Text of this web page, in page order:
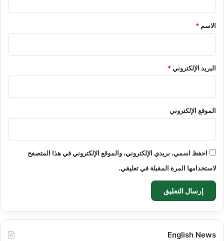
*
الاسم *
البريد الإلكتروني*
الموقع الإلكتروني
احفظ اسمي، بريدي الإلكتروني، والموقع الإلكتروني في هذا المتصفح
لاستخدامها المرة المقبلة في تعليقي.
English News